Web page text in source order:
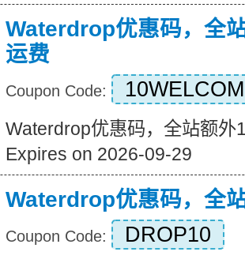
Waterdrop优惠码，全
运费
Coupon Code:
Waterdrop优惠码，全站额外
Expires on 2026-09-29
Waterdrop优惠码，全
Coupon Code: DROP10